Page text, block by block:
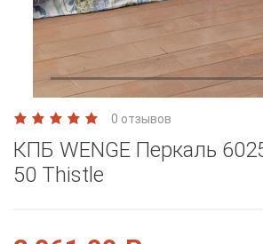
0 отзывов
КПБ WENGE Перкаль
50 Тhistle